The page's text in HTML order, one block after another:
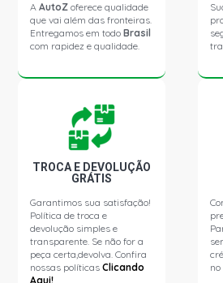
AAutoZ oferece qualidade
que vai além das fronteiras.
Entregamos em todoBrasil
com rapidez e qualidade.
TROCA E DEVOLUÇÃO
GRÁTIS
Garantimos sua satisfação!
Política de troca e
devolução simples e
transparente. Se não for a
peça certa,devolva. Confira
nossas políticasClicando
Aqui!
no